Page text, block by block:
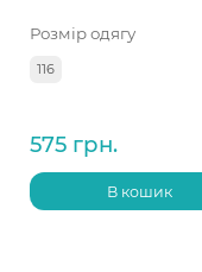
Розмір одягу
116
575 грн.
В кошик